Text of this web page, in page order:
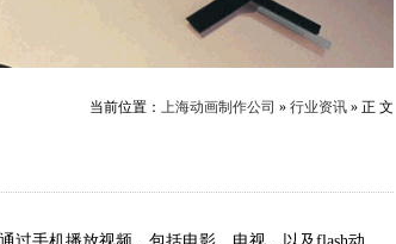
当前位置： 上海动画制作公司 » 行业资讯 » 正 文